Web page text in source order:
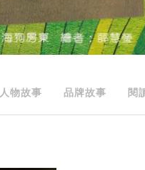
人物故事 品牌故事 閱